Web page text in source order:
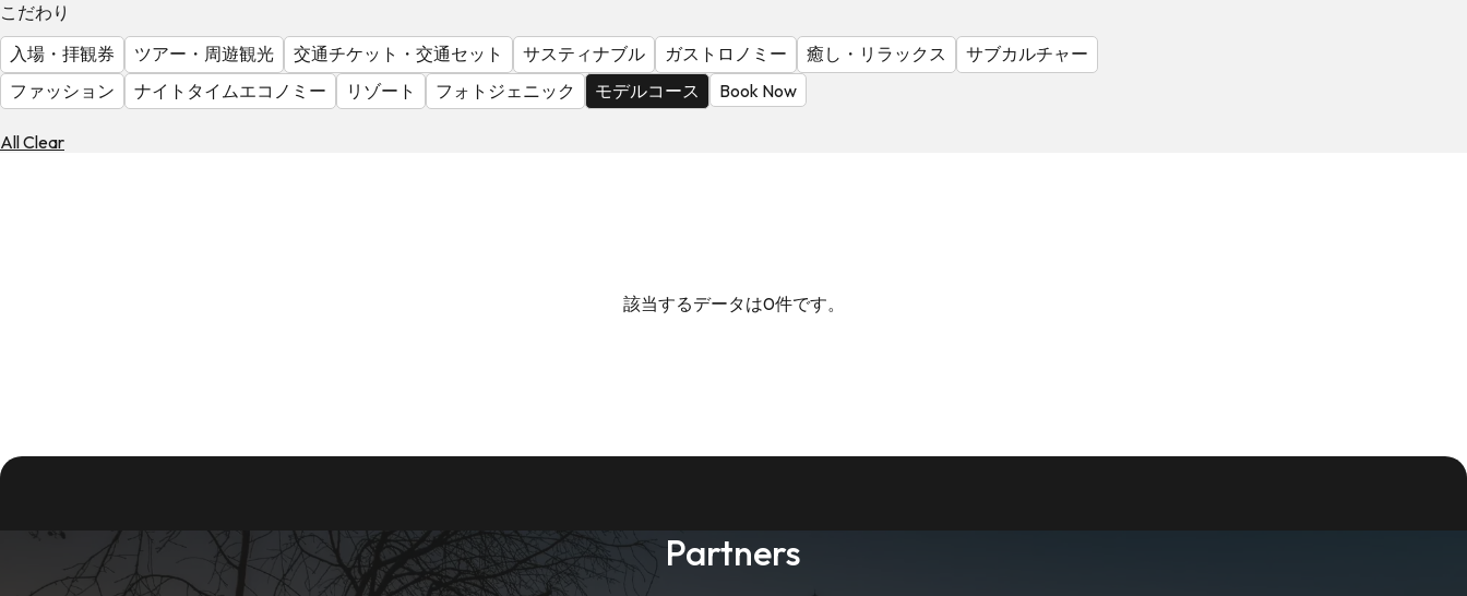
す
替
を
調
べ
天
こだわり
入場・拝観券
ツアー・周遊観光 交通チケット・交通セット サスティナブル ガストロノミー 癒し・リラックス
サブカルチャー
ファッション
ナイトタイムエコノミー リゾート フォトジェニック モデルコース Book Now
All Clear
該当するデータは0件です。
Partners